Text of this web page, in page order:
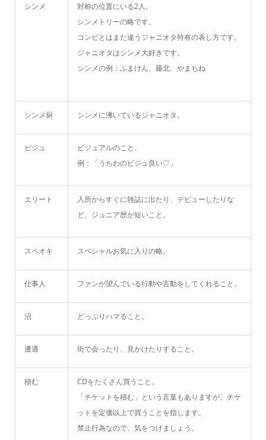
シンメ
対称の位置にいる2人。
シンメトリーの略です。
コンビとはまた違うジャニオタ特有の表し方です。
ジャニオタはシンメ大好きです。
シンメの例： ふまけん、藤北、やまちね
シンメ厨 シンメに沸いているジャニオタ。
ビジュ
ビジュアルのこと。
例：「うちわのビジュ良い♡」
エリート
入所からすぐに雑誌に出たり、デビューしたりな
ど、ジュニア歴が短いこと。
スペオキ スペシャルお気に入りの略。
仕事人 ファンが望んでいる行動や言動をしてくれること。
沼 どっぷりハマること。
遭遇 街で会ったり、見かけたりすること。
積む
CDをたくさん買うこと。
「チケットを積む」という言葉もありますが、チケ
ットを定価以上で買うことを指します。
禁止行為なので、気をつけましょう。